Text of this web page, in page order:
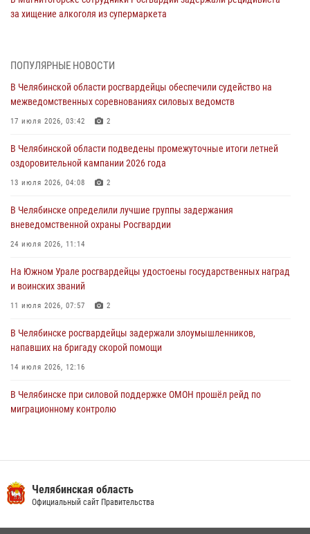
за хищение алкоголя из супермаркета
На Южном Урале спецназ Росгвардии провел военно-полевые
Росгвардейцы задержали трёх магазинных воров в Челябинске
На Южном Урале сотрудники Росгвардии задержали
подозреваемого в совершении убийства
В Челябинской области росгвардейцами по горячим следам
задержан подозреваемый в грабеже
ПОПУЛЯРНЫЕ НОВОСТИ
В Челябинской области росгвардейцы обеспечили судейство на
межведомственных соревнованиях силовых ведомств
17 июля 2026, 03:42 2
В Челябинской области подведены промежуточные итоги летней
оздоровительной кампании 2026 года
13 июля 2026, 04:08 2
В Челябинске определили лучшие группы задержания
вневедомственной охраны Росгвардии
24 июля 2026, 11:14
На Южном Урале росгвардейцы удостоены государственных наград
и воинских званий
11 июля 2026, 07:57 2
В Челябинске росгвардейцы задержали злоумышленников,
напавших на бригаду скорой помощи
14 июля 2026, 12:16
В Челябинске при силовой поддержке ОМОН прошёл рейд по
миграционному контролю
13 июля 2026, 03:02 5
Челябинская область
Официальный сайт Правительства